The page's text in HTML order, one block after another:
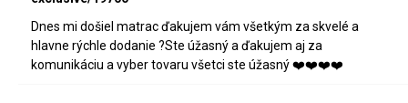
Dnes mi došiel matrac ďakujem vám všetkým za skvelé a
hlavne rýchle dodanie ?Ste úžasný a ďakujem aj za
komunikáciu a vyber tovaru všetci ste úžasný ❤️❤️❤️❤️